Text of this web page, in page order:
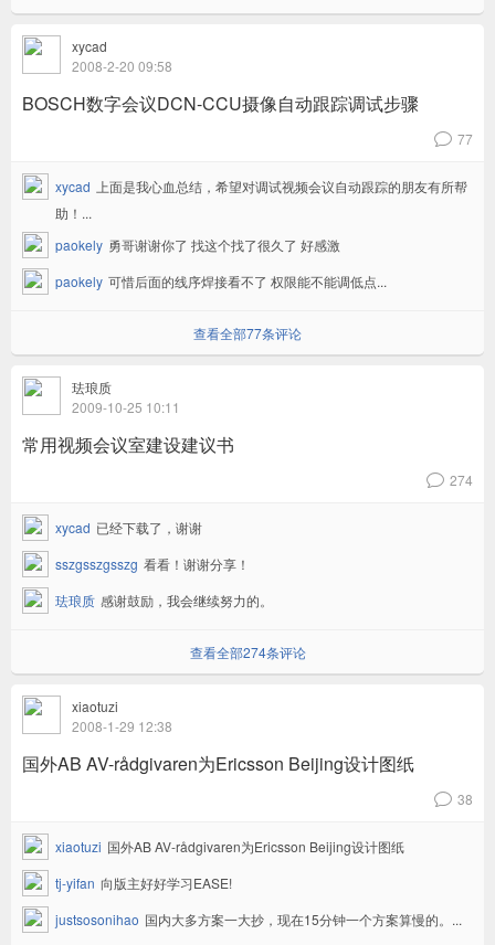
xycad
2008-2-20 09:58
BOSCH数字会议DCN-CCU摄像自动跟踪调试步骤
v 77
xycad
上面是我心血总结，希望对调试视频会议自动跟踪的朋友有所帮
助！...
paokely 勇哥谢谢你了 找这个找了很久了 好感激
paokely 可惜后面的线序焊接看不了 权限能不能调低点...
查看全部77条评论
珐琅质
2009-10-25 10:11
常用视频会议室建设建议书
v 274
xycad 已经下载了，谢谢
sszgsszgsszg 看看！谢谢分享！
珐琅质 感谢鼓励，我会继续努力的。
查看全部274条评论
xiaotuzi
2008-1-29 12:38
国外AB AV-rådgivaren为Ericsson Beijing设计图纸
v 38
xiaotuzi 国外AB AV-rådgivaren为Ericsson Beijing设计图纸
tj-yifan 向版主好好学习EASE!
justsosonihao 国内大多方案一大抄，现在15分钟一个方案算慢的。...